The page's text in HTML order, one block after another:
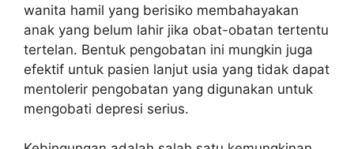
wanita hamil yang berisiko membahayakan
anak yang belum lahir jika obat-obatan tertentu
tertelan. Bentuk pengobatan ini mungkin juga
efektif untuk pasien lanjut usia yang tidak dapat
mentolerir pengobatan yang digunakan untuk
mengobati depresi serius.